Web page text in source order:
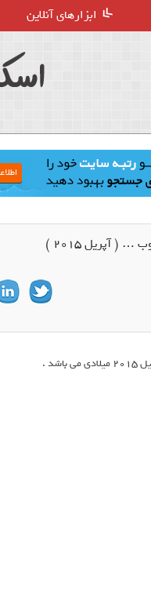
ابزارهای آنلاین
( آپریل 2015 )
.